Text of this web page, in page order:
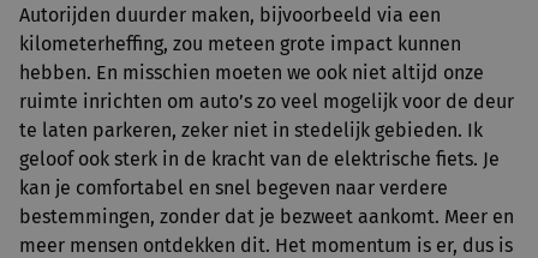
Autorijden duurder maken, bijvoorbeeld via een
kilometerheffing, zou meteen grote impact kunnen
hebben. En misschien moeten we ook niet altijd onze
ruimte inrichten om auto’s zo veel mogelijk voor de deur
te laten parkeren, zeker niet in stedelijk gebieden. Ik
geloof ook sterk in de kracht van de elektrische fiets. Je
kan je comfortabel en snel begeven naar verdere
bestemmingen, zonder dat je bezweet aankomt. Meer en
meer mensen ontdekken dit. Het momentum is er, dus is